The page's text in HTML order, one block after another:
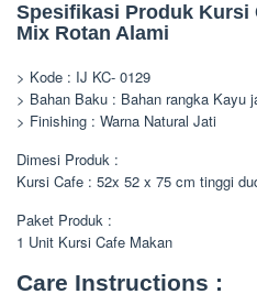
Spesifikasi Produk Kursi
Mix Rotan Alami
> Kode : IJ KC- 0129
> Bahan Baku : Bahan rangka Kayu
> Finishing : Warna Natural Jati
Dimesi Produk :
Kursi Cafe : 52x 52 x 75 cm tinggi
Paket Produk :
1 Unit Kursi Cafe Makan
Care Instructions :